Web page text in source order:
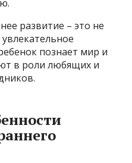
развитие – это не
познает мир и
в роли любящих и